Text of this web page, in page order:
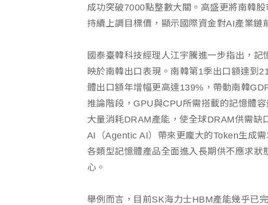
成功突破7000點整數大關。高盛更將南韓
持續上調目標價，顯示國際資金對AI產業鏈
國泰臺韓科技經理人江宇騰進一步指出，
映於南韓出口表現。南韓第1季出口額達到
體出口額年增幅更高達139%，帶動南韓
推論階段，GPU與CPU所需搭載的記憶體
大量消耗DRAM產能，使全球DRAM供需缺
AI（Agentic AI）帶來更龐大的Token生成
各類型記憶體產品全面進入長期供不應求
心。
舉例而言，目前SK海力士HBM產能幾乎已